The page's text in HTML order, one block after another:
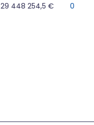
29 448 254,5 € 0